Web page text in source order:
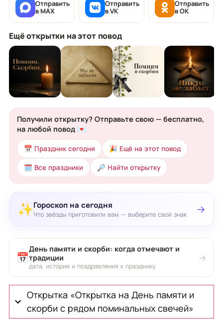
Отправить
в MAX
Отправить
в VK
Отправить
в OK
Ещё открытки на этот повод
Получили открытку? Отправьте свою — бесплатно,
на любой повод 💌
📅 Праздник сегодня 🎉 Ещё на этот повод
🗓 Все праздники 🔎 Найти открытку
✨Гороскоп на сегодня
Что звёзды приготовили вам — выберите свой знак →
📅
День памяти и скорби: когда отмечают и
традиции
дата, история и поздравления к празднику
→
Открытка «Открытка на День памяти и
скорби с рядом поминальных свечей»